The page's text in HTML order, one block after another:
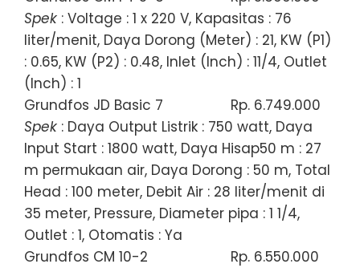
Spek : Voltage : 1 x 220 V, Kapasitas : 76
liter/menit, Daya Dorong (Meter) : 21, KW (P1)
: 0.65, KW (P2) : 0.48, Inlet (Inch) : 11/4, Outlet
(Inch) : 1
Grundfos JD Basic 7
Rp. 6.749.000
Spek : Daya Output Listrik : 750 watt, Daya
Input Start : 1800 watt, Daya Hisap50 m : 27
m permukaan air, Daya Dorong : 50 m, Total
Head : 100 meter, Debit Air : 28 liter/menit di
35 meter, Pressure, Diameter pipa : 1 1/4,
Outlet : 1, Otomatis : Ya
Grundfos CM 10-2
Rp. 6.550.000